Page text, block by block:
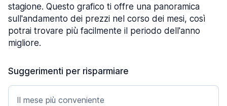
stagione. Questo grafico ti offre una panoramica
sull'andamento dei prezzi nel corso dei mesi, così
potrai trovare più facilmente il periodo dell'anno
migliore.
Suggerimenti per risparmiare
Il mese più conveniente